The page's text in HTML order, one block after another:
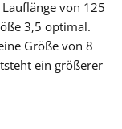
von 125
3,5 optimal.
Größe von 8
ein größerer